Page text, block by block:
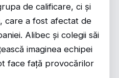
de calificare, ci și
care a fost afectat de
Alibec și colegii săi
imaginea echipei
face față provocărilor